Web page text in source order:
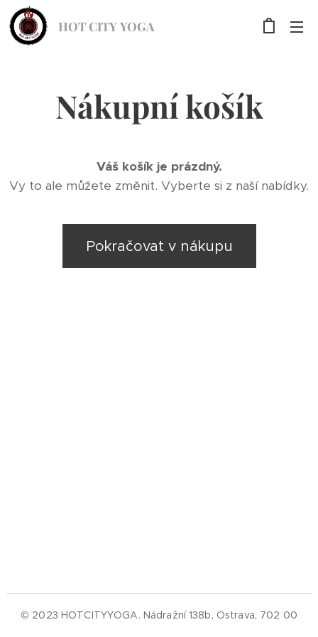
HOT CITY YOGA
Nákupní košík
Váš košík je prázdný.
Vy to ale můžete změnit. Vyberte si z naší nabídky.
Pokračovat v nákupu
© 2023 HOTCITYYOGA. Nádražní 138b, Ostrava, 702 00